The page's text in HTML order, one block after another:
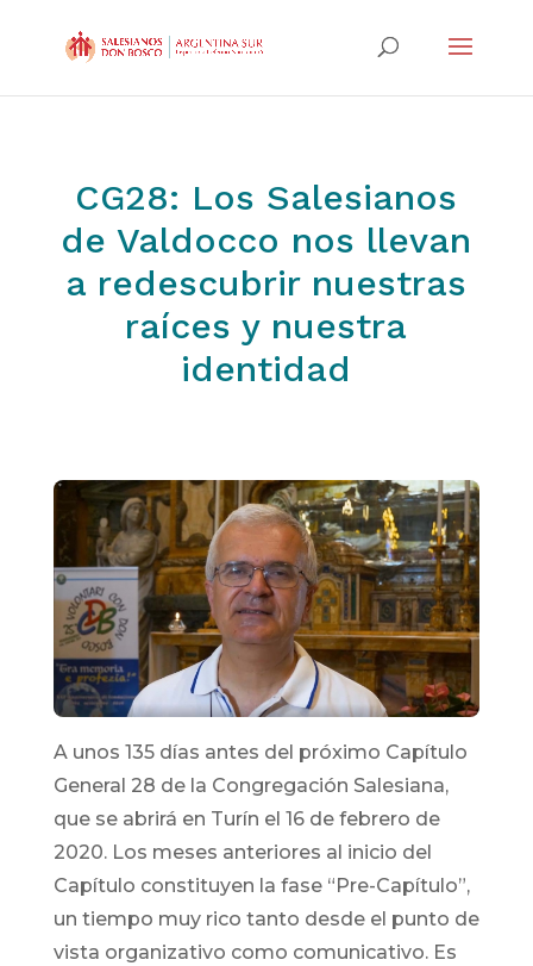
CG28: Los Salesianos
de Valdocco nos llevan
a redescubrir nuestras
raíces y nuestra
identidad
A unos 135 días antes del próximo Capítulo
General 28 de la Congregación Salesiana,
que se abrirá en Turín el 16 de febrero de
2020. Los meses anteriores al inicio del
Capítulo constituyen la fase “Pre-Capítulo”,
un tiempo muy rico tanto desde el punto de
vista organizativo como comunicativo. Es